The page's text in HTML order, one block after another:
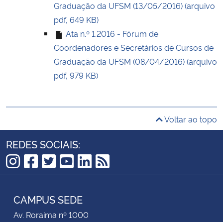
Graduação da UFSM (13/05/2016) (arquivo
pdf, 649 KB)
Ata n.º 1.2016 - Fórum de
Coordenadores e Secretários de Cursos de
Graduação da UFSM (08/04/2016) (arquivo
pdf, 979 KB)
Voltar ao topo
REDES SOCIAIS:
Instagram
Facebook
Twitter
YouTube
LinkedIn
RSS
CAMPUS SEDE
Av. Roraima nº 1000